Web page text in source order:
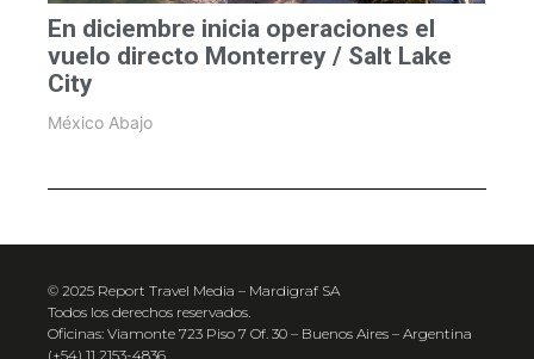
En diciembre inicia operaciones el
vuelo directo Monterrey / Salt Lake
City
México Abajo
© 2025 Report Travel Media – Mardigraf SA
Todos los derechos reservados.
Oficinas: Viamonte 723 Piso 7 Of. 30 – Buenos Aires – Argentina
(+54) 11 2153-4836